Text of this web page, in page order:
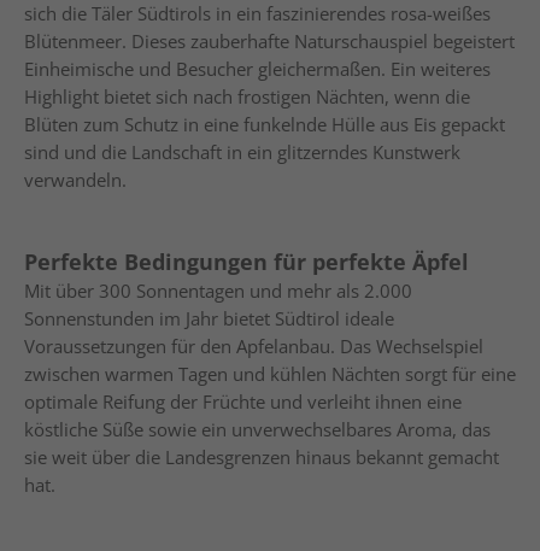
sich die Täler Südtirols in ein faszinierendes rosa-weißes
Blütenmeer. Dieses zauberhafte Naturschauspiel begeistert
Einheimische und Besucher gleichermaßen. Ein weiteres
Highlight bietet sich nach frostigen Nächten, wenn die
Blüten zum Schutz in eine funkelnde Hülle aus Eis gepackt
sind und die Landschaft in ein glitzerndes Kunstwerk
verwandeln.
Perfekte Bedingungen für perfekte Äpfel
Mit über 300 Sonnentagen und mehr als 2.000
Sonnenstunden im Jahr bietet Südtirol ideale
Voraussetzungen für den Apfelanbau. Das Wechselspiel
zwischen warmen Tagen und kühlen Nächten sorgt für eine
optimale Reifung der Früchte und verleiht ihnen eine
köstliche Süße sowie ein unverwechselbares Aroma, das
sie weit über die Landesgrenzen hinaus bekannt gemacht
hat.